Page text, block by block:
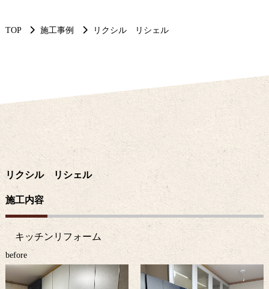
TOP 施工事例 リクシル リシェル
リクシル リシェル
施工内容
キッチンリフォーム
before